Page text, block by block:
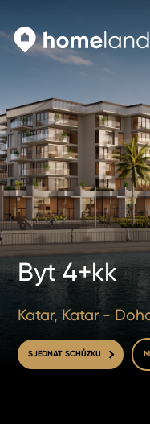
Byt 4+kk
Katar, Katar -
SJEDNAT SCHŮZKU
Vyhledat